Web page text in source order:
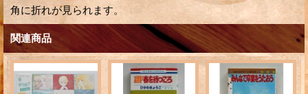
角に折れが見られます。
関連商品